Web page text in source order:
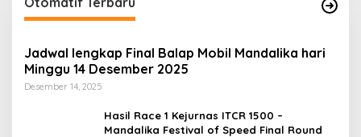
Jadwal lengkap Final Balap Mobil Mandalika hari
Minggu 14 Desember 2025
Desember 14, 2025
Hasil Race 1 Kejurnas ITCR 1500 –
Mandalika Festival of Speed Final Round